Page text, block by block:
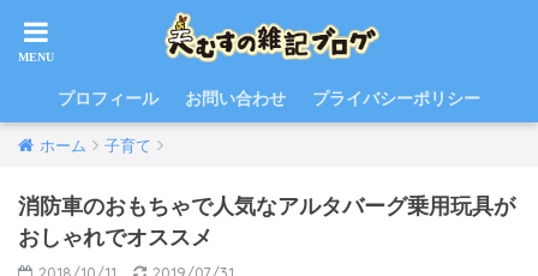
プロフィール お問い合わせ プライバシーポリシー
ホーム 子育て
消防車のおもちゃで人気なアルタバーグ乗用玩具が
おしゃれでオススメ